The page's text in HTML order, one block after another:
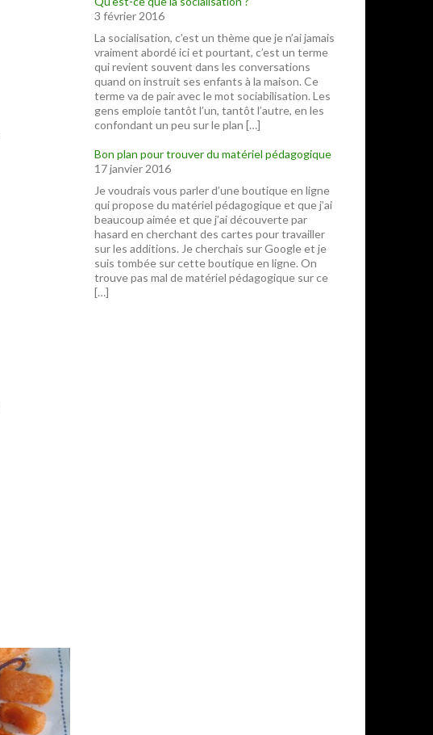
3 février 2016
La socialisation, c’est un thème que je n’ai jamais
vraiment abordé ici et pourtant, c’est un terme
qui revient souvent dans les conversations
quand on instruit ses enfants à la maison. Ce
terme va de pair avec le mot sociabilisation. Les
gens emploie tantôt l’un, tantôt l’autre, en les
confondant un peu sur le plan […]
Bon plan pour trouver du matériel pédagogique
17 janvier 2016
Je voudrais vous parler d’une boutique en ligne
qui propose du matériel pédagogique et que j’ai
beaucoup aimée et que j’ai découverte par
hasard en cherchant des cartes pour travailler
sur les additions. Je cherchais sur Google et je
suis tombée sur cette boutique en ligne. On
trouve pas mal de matériel pédagogique sur ce
[…]